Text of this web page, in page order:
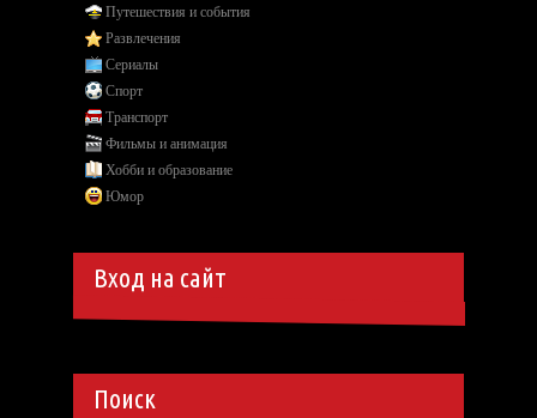
Путешествия и события
Развлечения
Сериалы
Спорт
Транспорт
Фильмы и анимация
Хобби и образование
Юмор
Вход на сайт
Поиск